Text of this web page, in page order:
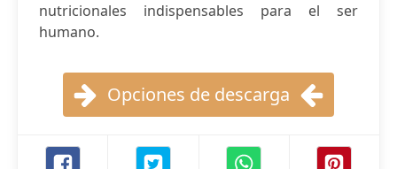
nutricionales indispensables para el ser
humano.
Opciones de descarga